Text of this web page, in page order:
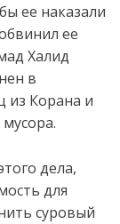
ее наказали
ее
Халид
в
из Корана и
дела,
для
суровый